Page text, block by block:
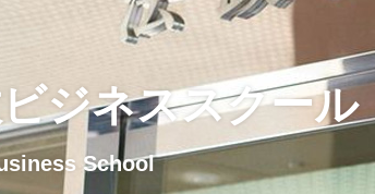
ジネススクール
School